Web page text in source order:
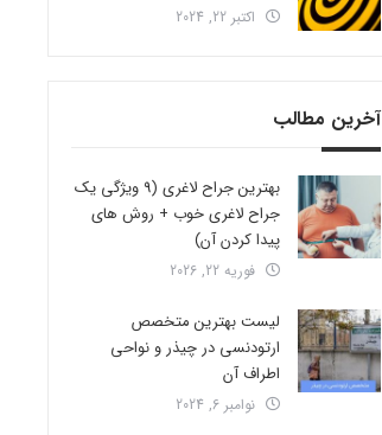
اکتبر 22, 2024
آخرین مطالب
بهترین جراح لاغری (9 ویژگی یک
جراح لاغری خوب + روش های
پیدا کردن آن)
فوریه 22, 2026
لیست بهترین متخصص
ارتودنسی در چیذر و نواحی
اطراف آن
نوامبر 6, 2024